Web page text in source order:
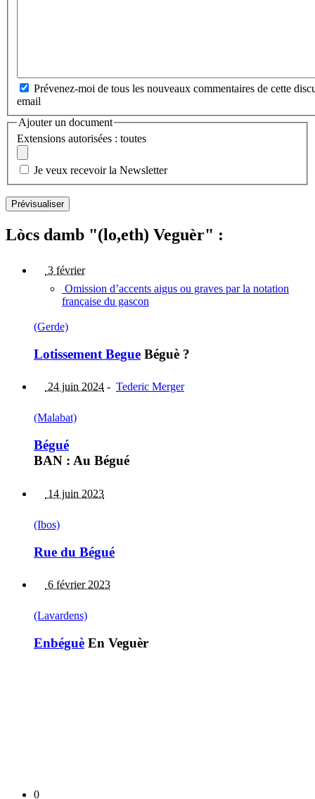
Prévenez-moi de tous les nouveaux commentaires de cette
email
Ajouter un document
Extensions autorisées : toutes
Je veux recevoir la Newsletter
Lòcs damb "(lo,eth) Veguèr" :
3 février
Omission d’accents aigus ou graves par la notation
française du gascon
(Gerde)
Lotissement Begue Béguè ?
24 juin 2024 - Tederic Merger
(Malabat)
Bégué
BAN : Au Bégué
14 juin 2023
(Ibos)
Rue du Bégué
6 février 2023
(Lavardens)
Enbéguè En Veguèr
0